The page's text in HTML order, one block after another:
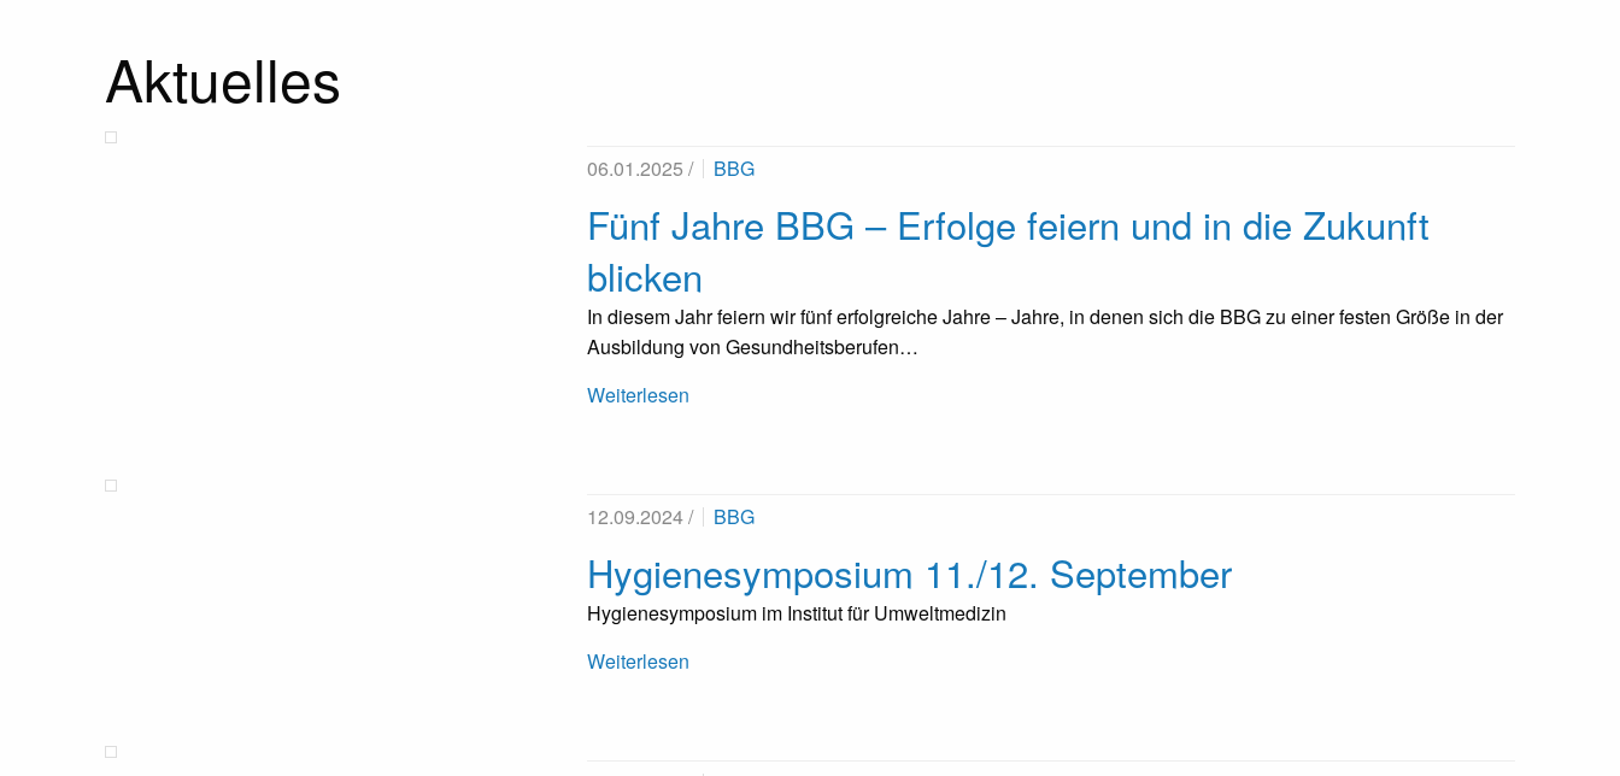
Aktuelles
06.01.2025 / BBG
Fünf Jahre BBG – Erfolge feiern und in die Zukunft
blicken
In diesem Jahr feiern wir fünf erfolgreiche Jahre – Jahre, in denen sich die BBG zu einer festen Größe in der
Ausbildung von Gesundheitsberufen…
Weiterlesen
12.09.2024 / BBG
Hygienesymposium 11./12. September
Hygienesymposium im Institut für Umweltmedizin
Weiterlesen